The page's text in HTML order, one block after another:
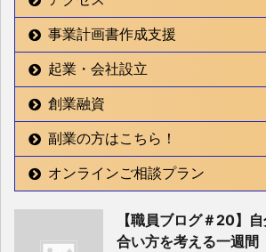
事業計画書作成支援
起業・会社設立
創業融資
副業の方はこちら！
オンラインご相談プラン
【職員ブログ＃20】
合い方を考える一週間